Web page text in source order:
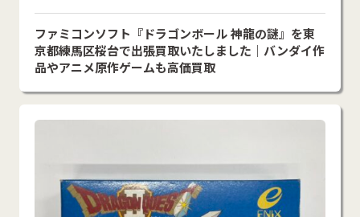
ファミコンソフト『ドラゴンボール 神龍の謎』を東
京都練馬区桜台で出張買取いたしました｜バンダイ作
品やアニメ原作ゲームも高価買取